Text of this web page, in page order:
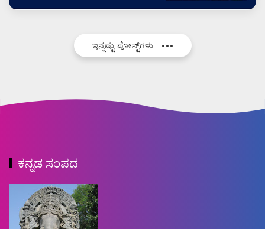
ಇನ್ನಷ್ಟು ಪೋಸ್ಟ್‌ಗಳು
ಕನ್ನಡ ಸಂಪದ